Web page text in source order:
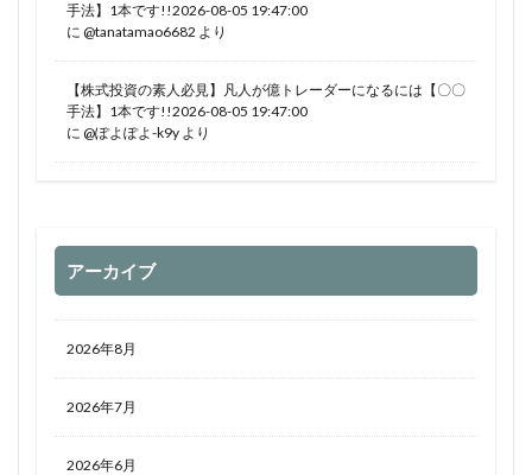
手法】1本です!!2026-08-05 19:47:00
に @tanatamao6682 より
【株式投資の素人必見】凡人が億トレーダーになるには【〇〇
手法】1本です!!2026-08-05 19:47:00
に @ぽよぽよ-k9y より
アーカイブ
2026年8月
2026年7月
2026年6月